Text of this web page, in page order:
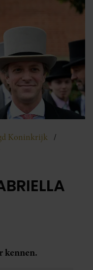
Koninkrijk
kennen.